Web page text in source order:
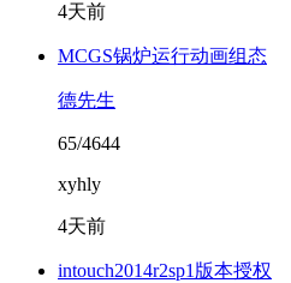
4天前
MCGS锅炉运行动画组态
德先生
65/4644
xyhly
4天前
intouch2014r2sp1版本授权